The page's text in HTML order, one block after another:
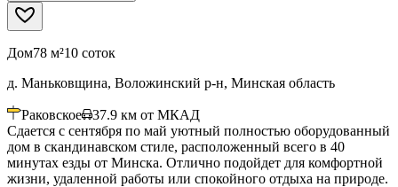
Дом78 м²10 соток
д. Маньковщина, Воложинский р-н, Минская область
Раковское 37.9 км от МКАД
Сдается с сентября по май уютный полностью оборудованный
дом в скандинавском стиле, расположенный всего в 40
минутах езды от Минска. Отлично подойдет для комфортной
жизни, удаленной работы или спокойного отдыха на природе.